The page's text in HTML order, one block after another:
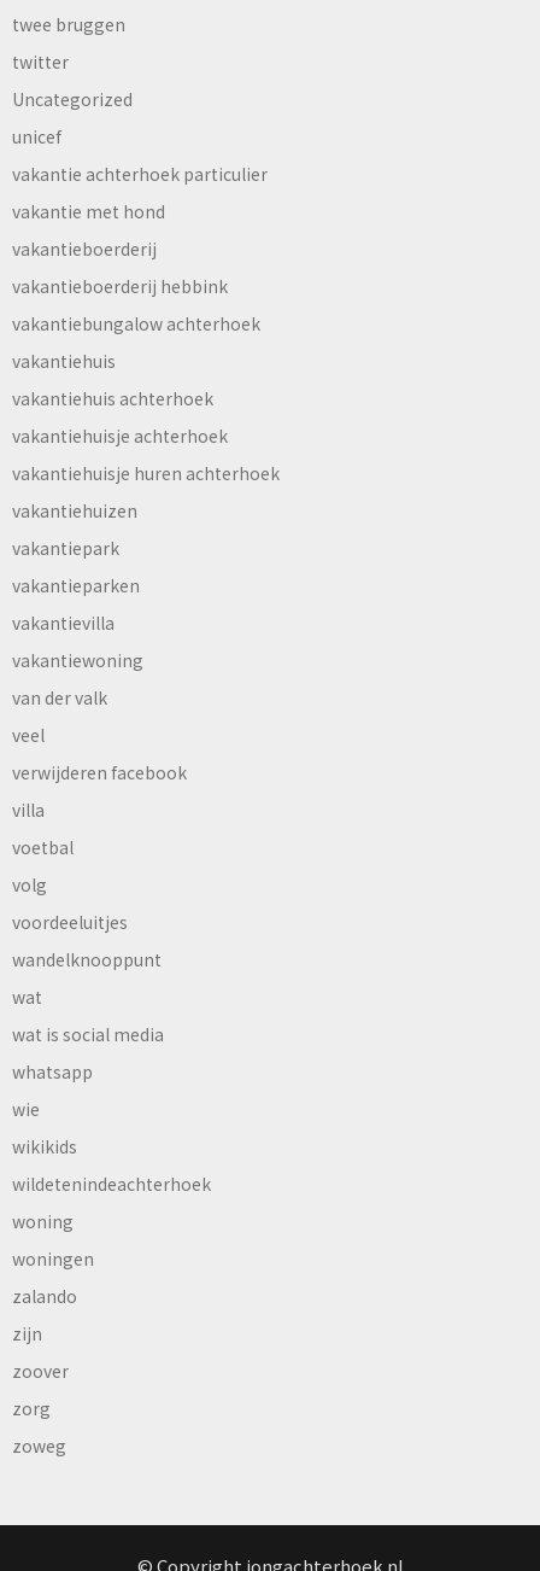
twee bruggen
twitter
Uncategorized
unicef
vakantie achterhoek particulier
vakantie met hond
vakantieboerderij
vakantieboerderij hebbink
vakantiebungalow achterhoek
vakantiehuis
vakantiehuis achterhoek
vakantiehuisje achterhoek
vakantiehuisje huren achterhoek
vakantiehuizen
vakantiepark
vakantieparken
vakantievilla
vakantiewoning
van der valk
veel
verwijderen facebook
villa
voetbal
volg
voordeeluitjes
wandelknooppunt
wat
wat is social media
whatsapp
wie
wikikids
wildetenindeachterhoek
woning
woningen
zalando
zijn
zoover
zorg
zoweg
© Copyright jongachterhoek.nl